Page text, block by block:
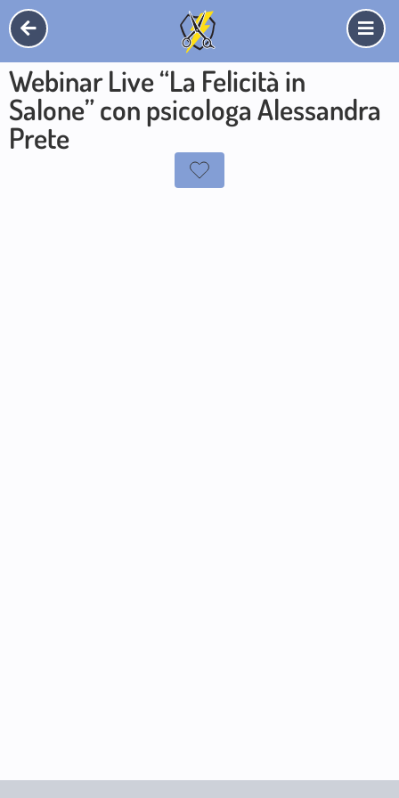
Webinar Live “La Felicità in
Salone” con psicologa Alessandra
Prete